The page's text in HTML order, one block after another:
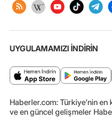
UYGULAMAMIZI İNDİRİN
Haberler.com: Türkiye’nin
ve en güncel gelişmeler